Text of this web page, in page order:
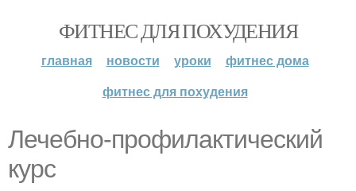
ФИТНЕС ДЛЯ ПОХУДЕНИЯ
главная новости уроки
фитнес дома
фитнес для похудения
Лечебно-профилактический
курс